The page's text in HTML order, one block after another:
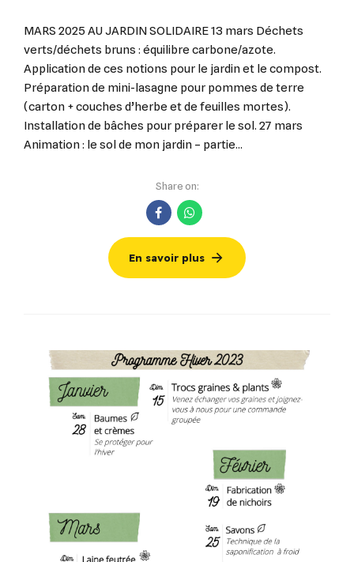
MARS 2025 AU JARDIN SOLIDAIRE 13 mars Déchets
verts/déchets bruns : équilibre carbone/azote.
Application de ces notions pour le jardin et le compost.
Préparation de mini-lasagne pour pommes de terre
(carton + couches d’herbe et de feuilles mortes).
Installation de bâches pour préparer le sol. 27 mars
Animation : le sol de mon jardin – partie...
Share on:
En savoir plus